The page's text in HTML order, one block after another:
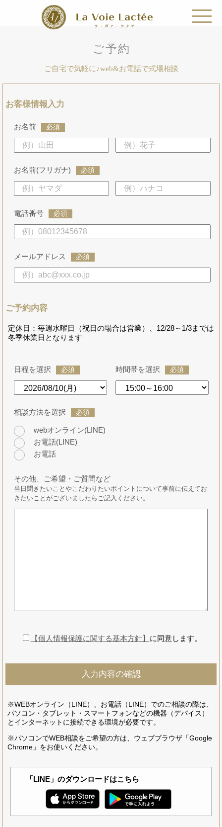
ご予約
ご自宅で気軽に♪web&お電話で式場相談
お客様情報入力
お名前 必須
お名前(フリガナ) 必須
電話番号 必須
メールアドレス 必須
ご予約内容
定休日：毎週水曜日（祝日の場合は営業）、12/28～1/3までは
冬季休業日となります
日程を選択 必須 時間帯を選択 必須
相談方法を選択 必須
webオンライン(LINE)
お電話(LINE)
お電話
その他、ご希望・ご質問など
当日聞きたいことやこだわりたいポイントについて事前に伝えてお
きたいことがございましたらご記入ください。
【個人情報保護に関する基本方針】 に同意します。
※WEBオンライン（LINE）、お電話（LINE）でのご相談の際は、
パソコン・タブレット・スマートフォンなどの機器（デバイス）
とインターネットに接続できる環境が必要です。
※パソコンでWEB相談をご希望の方は、ウェブブラウザ「Google
Chrome」をお使いください。
「LINE」のダウンロードはこちら